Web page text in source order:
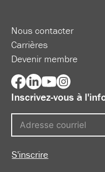
Nous contacter
Carrières
Devenir membre
Inscrivez-vous à
S'inscrire